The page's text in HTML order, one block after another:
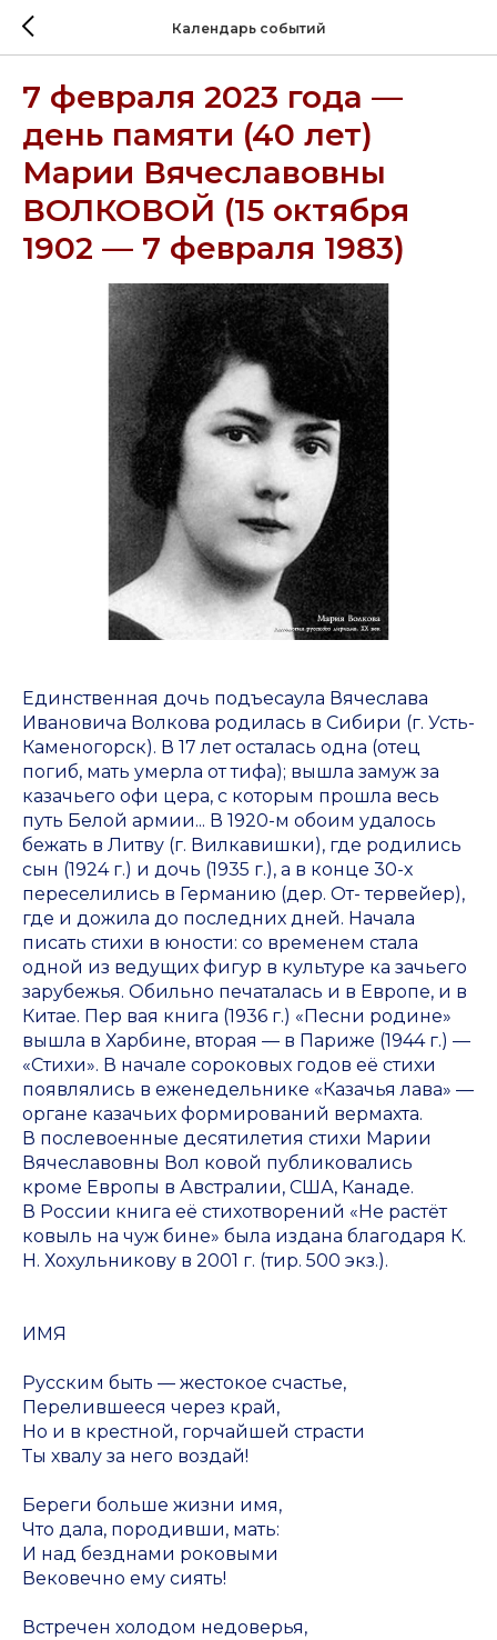
Календарь событий
7 февраля 2023 года —
день памяти (40 лет)
Марии Вячеславовны
ВОЛКОВОЙ (15 октября
1902 — 7 февраля 1983)
Единственная дочь подъесаула Вячеслава
Ивановича Волкова родилась в Сибири (г. Усть-
Каменогорск). В 17 лет осталась одна (отец
погиб, мать умерла от тифа); вышла замуж за
казачьего офи цера, с которым прошла весь
путь Белой армии... В 1920-м обоим удалось
бежать в Литву (г. Вилкавишки), где родились
сын (1924 г.) и дочь (1935 г.), а в конце 30-х
переселились в Германию (дер. От- тервейер),
где и дожила до последних дней. Начала
писать стихи в юности: со временем стала
одной из ведущих фигур в культуре ка зачьего
зарубежья. Обильно печаталась и в Европе, и в
Китае. Пер вая книга (1936 г.) «Песни родине»
вышла в Харбине, вторая — в Париже (1944 г.) —
«Стихи». В начале сороковых годов её стихи
появлялись в еженедельнике «Казачья лава» —
органе казачьих формирований вермахта.
В послевоенные десятилетия стихи Марии
Вячеславовны Вол ковой публиковались
кроме Европы в Австралии, США, Канаде.
В России книга её стихотворений «Не растёт
ковыль на чуж бине» была издана благодаря К.
Н. Хохульникову в 2001 г. (тир. 500 экз.).
ИМЯ
Русским быть — жестокое счастье,
Перелившееся через край,
Но и в крестной, горчайшей страсти
Ты хвалу за него воздай!
Береги больше жизни имя,
Что дала, породивши, мать:
И над безднами роковыми
Вековечно ему сиять!
Встречен холодом недоверья,